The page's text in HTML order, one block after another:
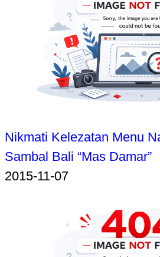
Nikmati Kelezatan Menu
Sambal Bali “Mas Damar”
2015-11-07